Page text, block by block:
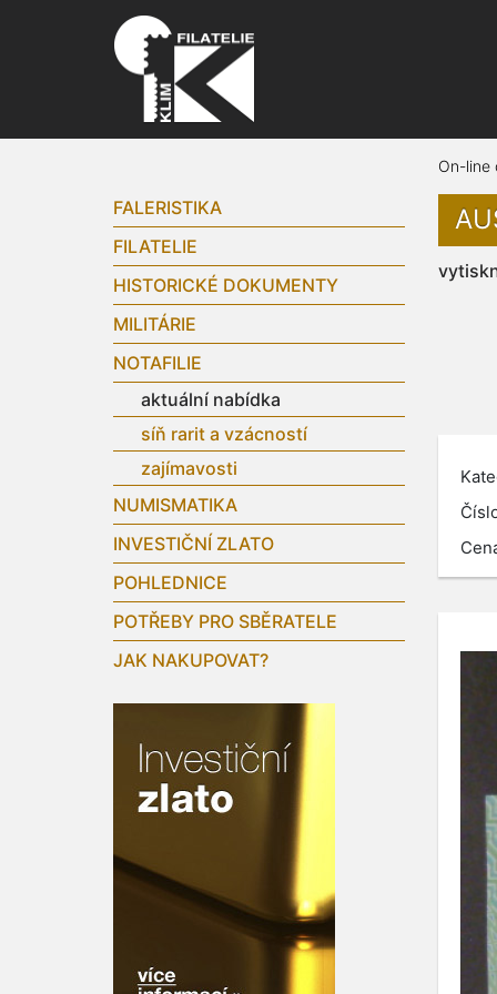
FALERISTIKA
FILATELIE
HISTORICKÉ DOKUMENTY
MILITÁRIE
NOTAFILIE
aktuální nabídka
síň rarit a vzácností
zajímavosti
NUMISMATIKA
INVESTIČNÍ ZLATO
POHLEDNICE
POTŘEBY PRO SBĚRATELE
JAK NAKUPOVAT?
On-line